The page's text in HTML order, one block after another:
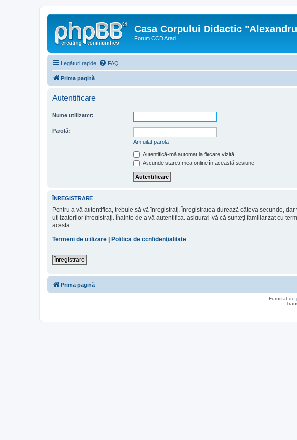
Casa Corpului Didactic
Forum CCD Arad
Legături rapide FAQ
Prima pagină
Autentificare
Nume utilizator:
Parolă:
Am uitat parola
Autentifică-mă automat la fiecare vizită
Ascunde starea mea online în această sesiune
ÎNREGISTRARE
Pentru a vă autentifica, trebuie să vă înregistraţi. Înregistrarea durează câteva secunde,
utilizatorilor înregistraţi. Înainte de a vă autentifica, asiguraţi-vă că sunteţi familiarizat cu
acesta.
Termeni de utilizare
Politica de confidenţialitate
Înregistrare
Prima pagină
Furnizat de